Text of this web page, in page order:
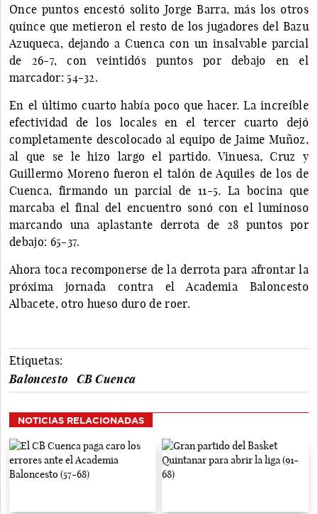
Once puntos encestó solito Jorge Barra, más los otros
quince que metieron el resto de los jugadores del Bazu
Azuqueca, dejando a Cuenca con un insalvable parcial
de 26-7, con veintidós puntos por debajo en el
marcador: 54-32.
En el último cuarto había poco que hacer. La increíble
efectividad de los locales en el tercer cuarto dejó
completamente descolocado al equipo de Jaime Muñoz,
al que se le hizo largo el partido. Vinuesa, Cruz y
Guillermo Moreno fueron el talón de Aquiles de los de
Cuenca, firmando un parcial de 11-5. La bocina que
marcaba el final del encuentro sonó con el luminoso
marcando una aplastante derrota de 28 puntos por
debajo: 65-37.
Ahora toca recomponerse de la derrota para afrontar la
próxima jornada contra el Academia Baloncesto
Albacete, otro hueso duro de roer.
Etiquetas:
Baloncesto
CB Cuenca
NOTICIAS RELACIONADAS